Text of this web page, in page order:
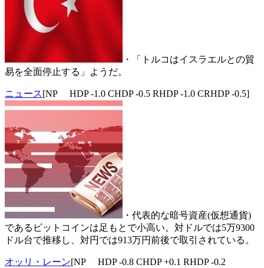
・「トルコはイスラエルとの貿
易を全面停止する」ようだ。
ニュース[NP HDP -1.0 CHDP -0.5 RHDP -1.0 CRHDP -0.5]
・代表的な暗号資産(仮想通貨)
であるビットコインは足もとで小高い。対ドルでは5万9300
ドル台で推移し、対円では913万円前後で取引されている。
オッリ・レーン[NP HDP -0.8 CHDP +0.1 RHDP -0.2